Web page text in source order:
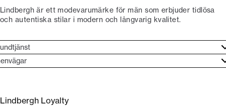
Lindbergh är ett modevarumärke för män som erbjuder tidlösa
och autentiska stilar i modern och långvarig kvalitet.
köp
Lindbergh-ambassadör
Lindbergh Loyalty